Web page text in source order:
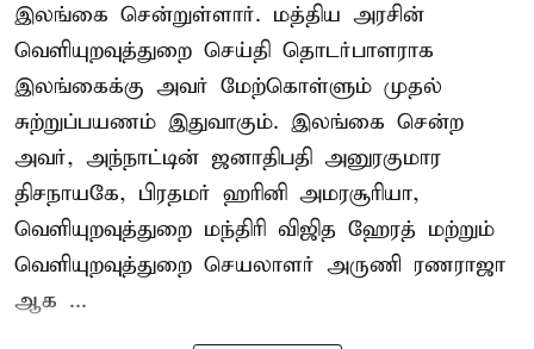
இலங்கை சென்றுள்ளார். மத்திய அரசின்
வெளியுறவுத்துறை செய்தி தொடர்பாளராக
இலங்கைக்கு அவர் மேற்கொள்ளும் முதல்
சுற்றுப்பயணம் இதுவாகும். இலங்கை சென்ற
அவர், அந்நாட்டின் ஜனாதிபதி அனுரகுமார
திசநாயகே, பிரதமர் ஹரினி அமரசூரியா,
வெளியுறவுத்துறை மந்திரி விஜித ஹேரத் மற்றும்
வெளியுறவுத்துறை செயலாளர் அருணி ரணராஜா
ஆக ...